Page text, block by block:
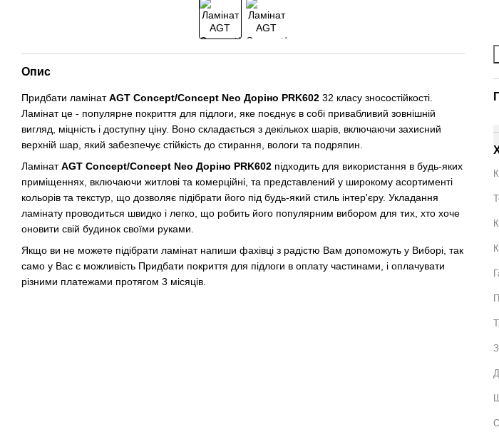
Опис
Придбати ламінатAGT Concept/Concept Neo Доріно PRK602 32 класу зносостійкості.
Ламінат це - популярне покриття для підлоги, яке поєднує в собі привабливий зовнішній
вигляд, міцність і доступну ціну. Воно складається з декількох шарів, включаючи захисний
верхній шар, який забезпечує стійкість до стирання, вологи та подряпин.
ЛамінатAGT Concept/Concept Neo Доріно PRK602 підходить для використання в будь-яких
приміщеннях, включаючи житлові та комерційні, та представлений у широкому асортименті
кольорів та текстур, що дозволяє підібрати його під будь-який стиль інтер'єру. Укладання
ламінату проводиться швидко і легко, що робить його популярним вибором для тих, хто хоче
оновити свій будинок своїми руками.
Якщо ви не можете підібрати ламінат напиши фахівці з радістю Вам допоможуть у Виборі, так
само у Вас є можливість Придбати покриття для підлоги в оплату частинами, і оплачувати
різними платежами протягом 3 місяців.